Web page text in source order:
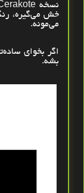
نسخه
خش می‌گیره،
می‌مونه.
اگر بخوای
بشه.